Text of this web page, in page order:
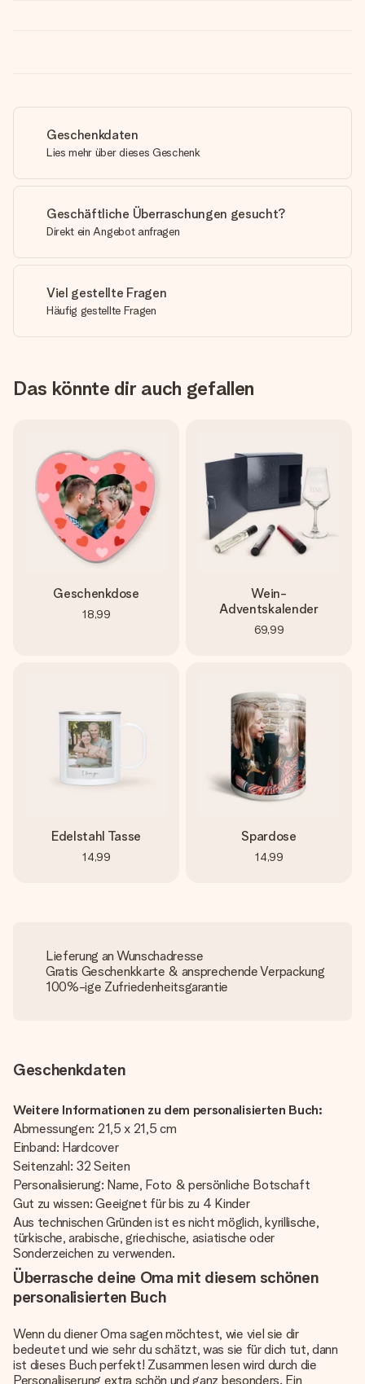
Geschenkdaten
Lies mehr über dieses Geschenk
Geschäftliche Überraschungen gesucht?
Direkt ein Angebot anfragen
Viel gestellte Fragen
Häufig gestellte Fragen
Das könnte dir auch gefallen
Geschenkdose
18,99
Wein-
Adventskalender
69,99
Edelstahl Tasse
14,99
Spardose
14,99
Lieferung an Wunschadresse
Gratis Geschenkkarte & ansprechende Verpackung
100%-ige Zufriedenheitsgarantie
Geschenkdaten
Weitere Informationen zu dem personalisierten Buch:
Abmessungen: 21,5 x 21,5 cm
Einband: Hardcover
Seitenzahl: 32 Seiten
Personalisierung: Name, Foto & persönliche Botschaft
Gut zu wissen: Geeignet für bis zu 4 Kinder
Aus technischen Gründen ist es nicht möglich, kyrillische,
türkische, arabische, griechische, asiatische oder
Sonderzeichen zu verwenden.
Überrasche deine Oma mit diesem schönen
personalisierten Buch
Wenn du diener Oma sagen möchtest, wie viel sie dir
bedeutet und wie sehr du schätzt, was sie für dich tut, dann
ist dieses Buch perfekt! Zusammen lesen wird durch die
Personaliiserung extra schön und ganz besonders. Ein